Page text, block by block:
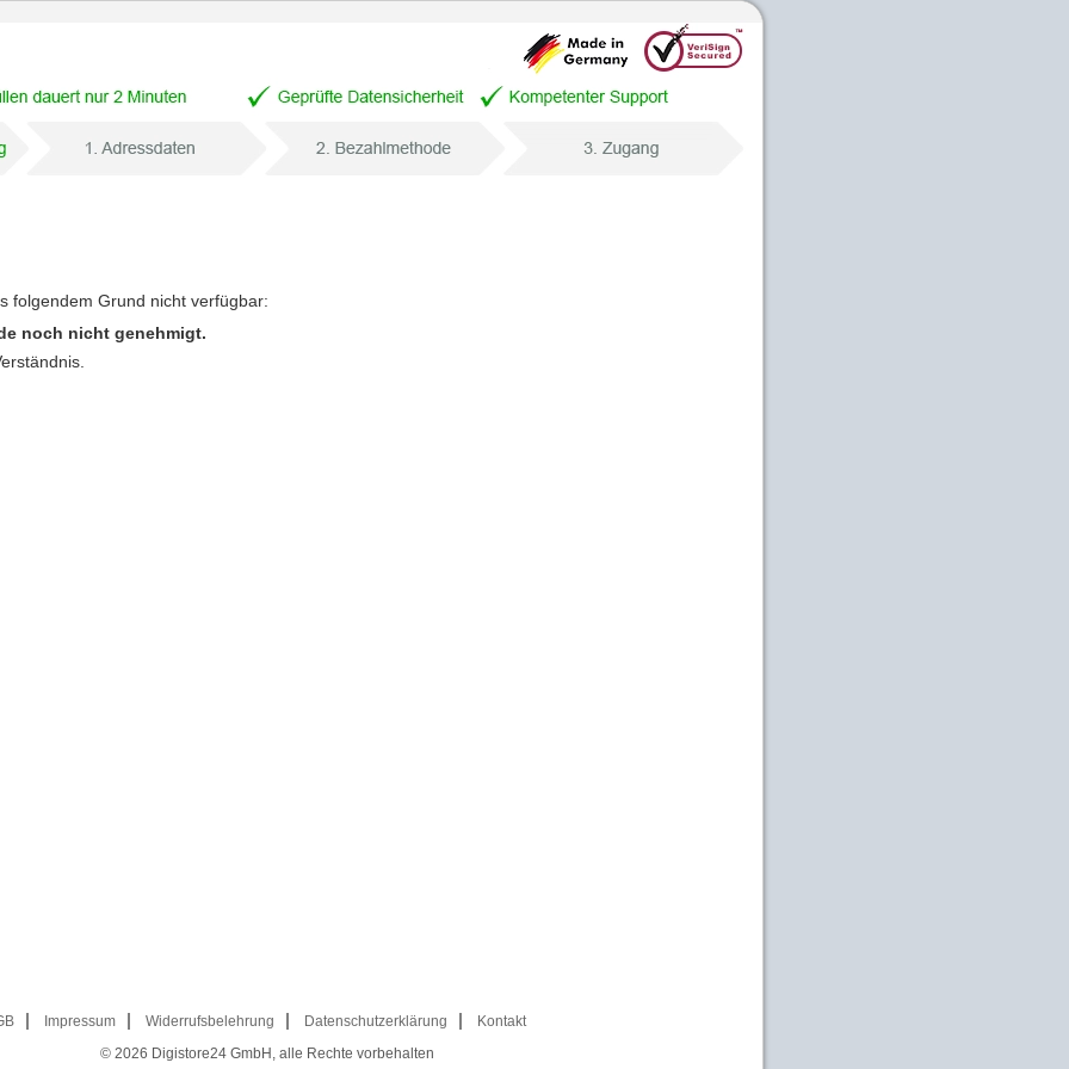
folgendem Grund nicht verfügbar:
noch nicht genehmigt.
Impressum Widerrufsbelehrung Datenschutzerklärung
Kontakt
© 2026 Digistore24 GmbH, alle Rechte vorbehalten